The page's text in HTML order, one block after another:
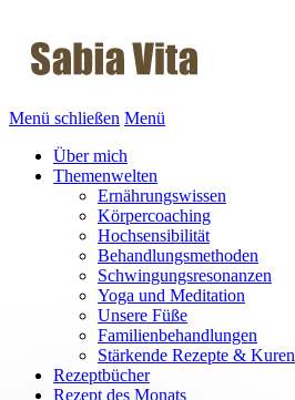
Menü schließen Menü
Über mich
Themenwelten
Ernährungswissen
Körpercoaching
Hochsensibilität
Behandlungsmethoden
Schwingungsresonanzen
Yoga und Meditation
Unsere Füße
Familienbehandlungen
Stärkende Rezepte & Kuren
Rezeptbücher
Rezept des Monats